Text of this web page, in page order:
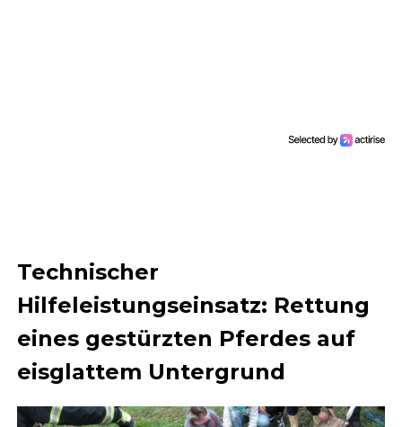
Technischer
Hilfeleistungseinsatz: Rettung
eines gestürzten Pferdes auf
eisglattem Untergrund